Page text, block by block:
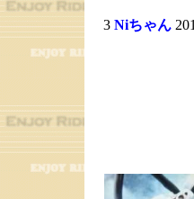
3 Niちゃん